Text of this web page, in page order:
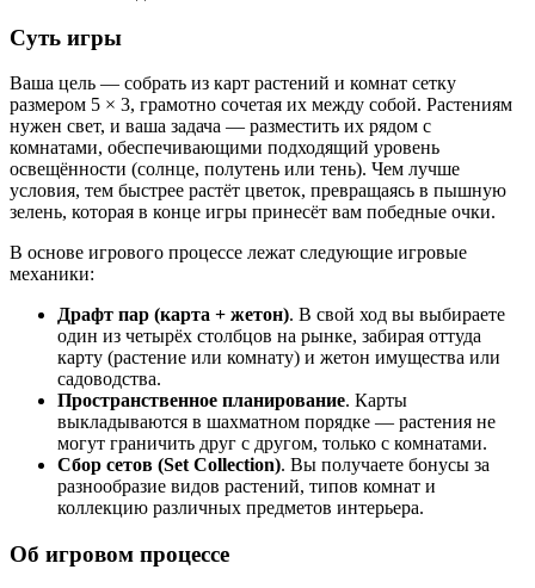
Суть игры
Ваша цель — собрать из карт растений и комнат сетку
размером 5 × 3, грамотно сочетая их между собой. Растениям
нужен свет, и ваша задача — разместить их рядом с
комнатами, обеспечивающими подходящий уровень
освещённости (солнце, полутень или тень). Чем лучше
условия, тем быстрее растёт цветок, превращаясь в пышную
зелень, которая в конце игры принесёт вам победные очки.
В основе игрового процессе лежат следующие игровые
механики:
Драфт пар (карта + жетон). В свой ход вы выбираете
один из четырёх столбцов на рынке, забирая оттуда
карту (растение или комнату) и жетон имущества или
садоводства.
Пространственное планирование. Карты
выкладываются в шахматном порядке — растения не
могут граничить друг с другом, только с комнатами.
Сбор сетов (Set Collection). Вы получаете бонусы за
разнообразие видов растений, типов комнат и
коллекцию различных предметов интерьера.
Об игровом процессе